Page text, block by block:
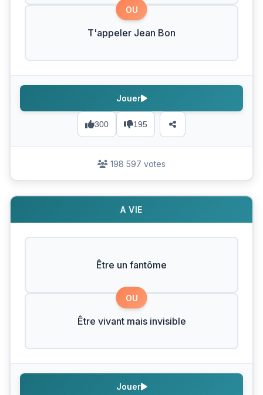
OU
T'appeler Jean Bon
300 195
Jouer
198 597 votes
A VIE
Être un fantôme
OU
Être vivant mais invisible
Jouer